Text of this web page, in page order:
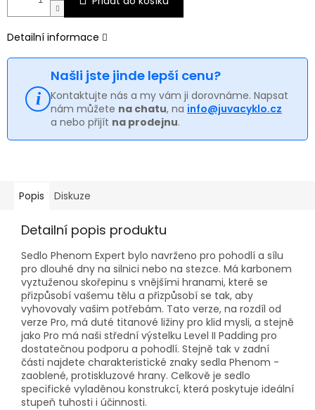
Detailní informace
Našli jste jinde lepší cenu?
Kontaktujte nás a my vám ji dorovnáme. Napsat
nám můžete na chatu, na info@juvacyklo.cz
a nebo přijít na prodejnu.
Popis Diskuze
Detailní popis produktu
Sedlo Phenom Expert bylo navrženo pro pohodlí a sílu
pro dlouhé dny na silnici nebo na stezce. Má karbonem
vyztuženou skořepinu s vnějšími hranami, které se
přizpůsobí vašemu tělu a přizpůsobí se tak, aby
vyhovovaly vašim potřebám. Tato verze, na rozdíl od
verze Pro, má duté titanové ližiny pro klid mysli, a stejně
jako Pro má naši střední výstelku Level II Padding pro
dostatečnou podporu a pohodlí. Stejně tak v zadní
části najdete charakteristické znaky sedla Phenom -
zaoblené, protiskluzové hrany. Celkově je sedlo
specifické vyladěnou konstrukcí, která poskytuje ideální
stupeň tuhosti i účinnosti.